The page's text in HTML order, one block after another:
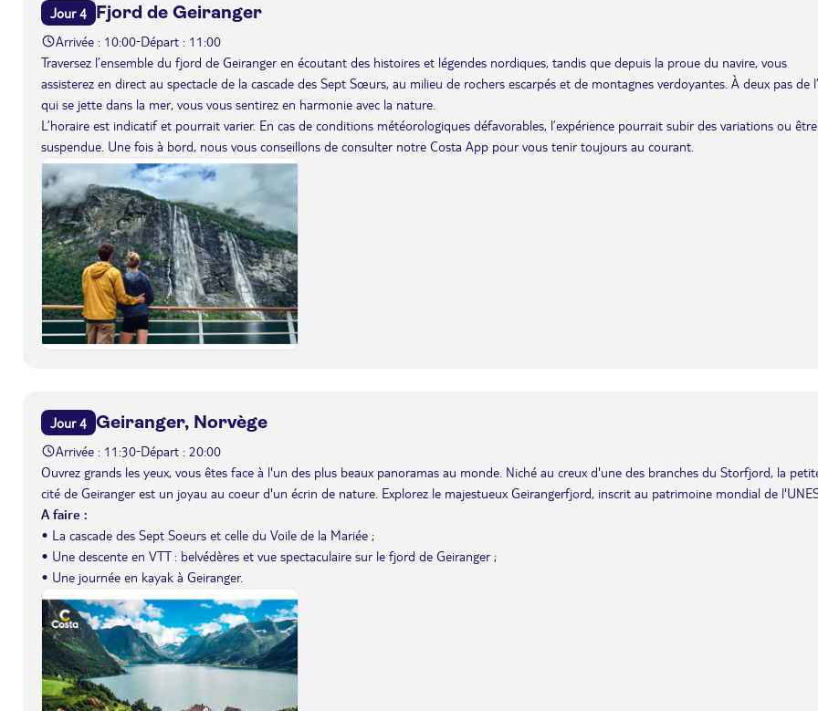
Jour 4 Fjord de Geiranger
Arrivée : 10:00-Départ : 11:00
Traversez l’ensemble du fjord de Geiranger en écoutant des histoires et légendes nordiques, tandis que depuis la proue du navire, vous
assisterez en direct au spectacle de la cascade des Sept Sœurs, au milieu de rochers escarpés et de montagnes verdoyantes. À deux pas de
qui se jette dans la mer, vous vous sentirez en harmonie avec la nature.
L’horaire est indicatif et pourrait varier. En cas de conditions météorologiques défavorables, l’expérience pourrait subir des variations ou être
suspendue. Une fois à bord, nous vous conseillons de consulter notre Costa App pour vous tenir toujours au courant.
Jour 4 Geiranger, Norvège
Arrivée : 11:30-Départ : 20:00
Ouvrez grands les yeux, vous êtes face à l'un des plus beaux panoramas au monde. Niché au creux d'une des branches du Storfjord, la
cité de Geiranger est un joyau au coeur d'un écrin de nature. Explorez le majestueux Geirangerfjord, inscrit au patrimoine mondial de
A faire :
• La cascade des Sept Soeurs et celle du Voile de la Mariée ;
• Une descente en VTT : belvédères et vue spectaculaire sur le fjord de Geiranger ;
• Une journée en kayak à Geiranger.